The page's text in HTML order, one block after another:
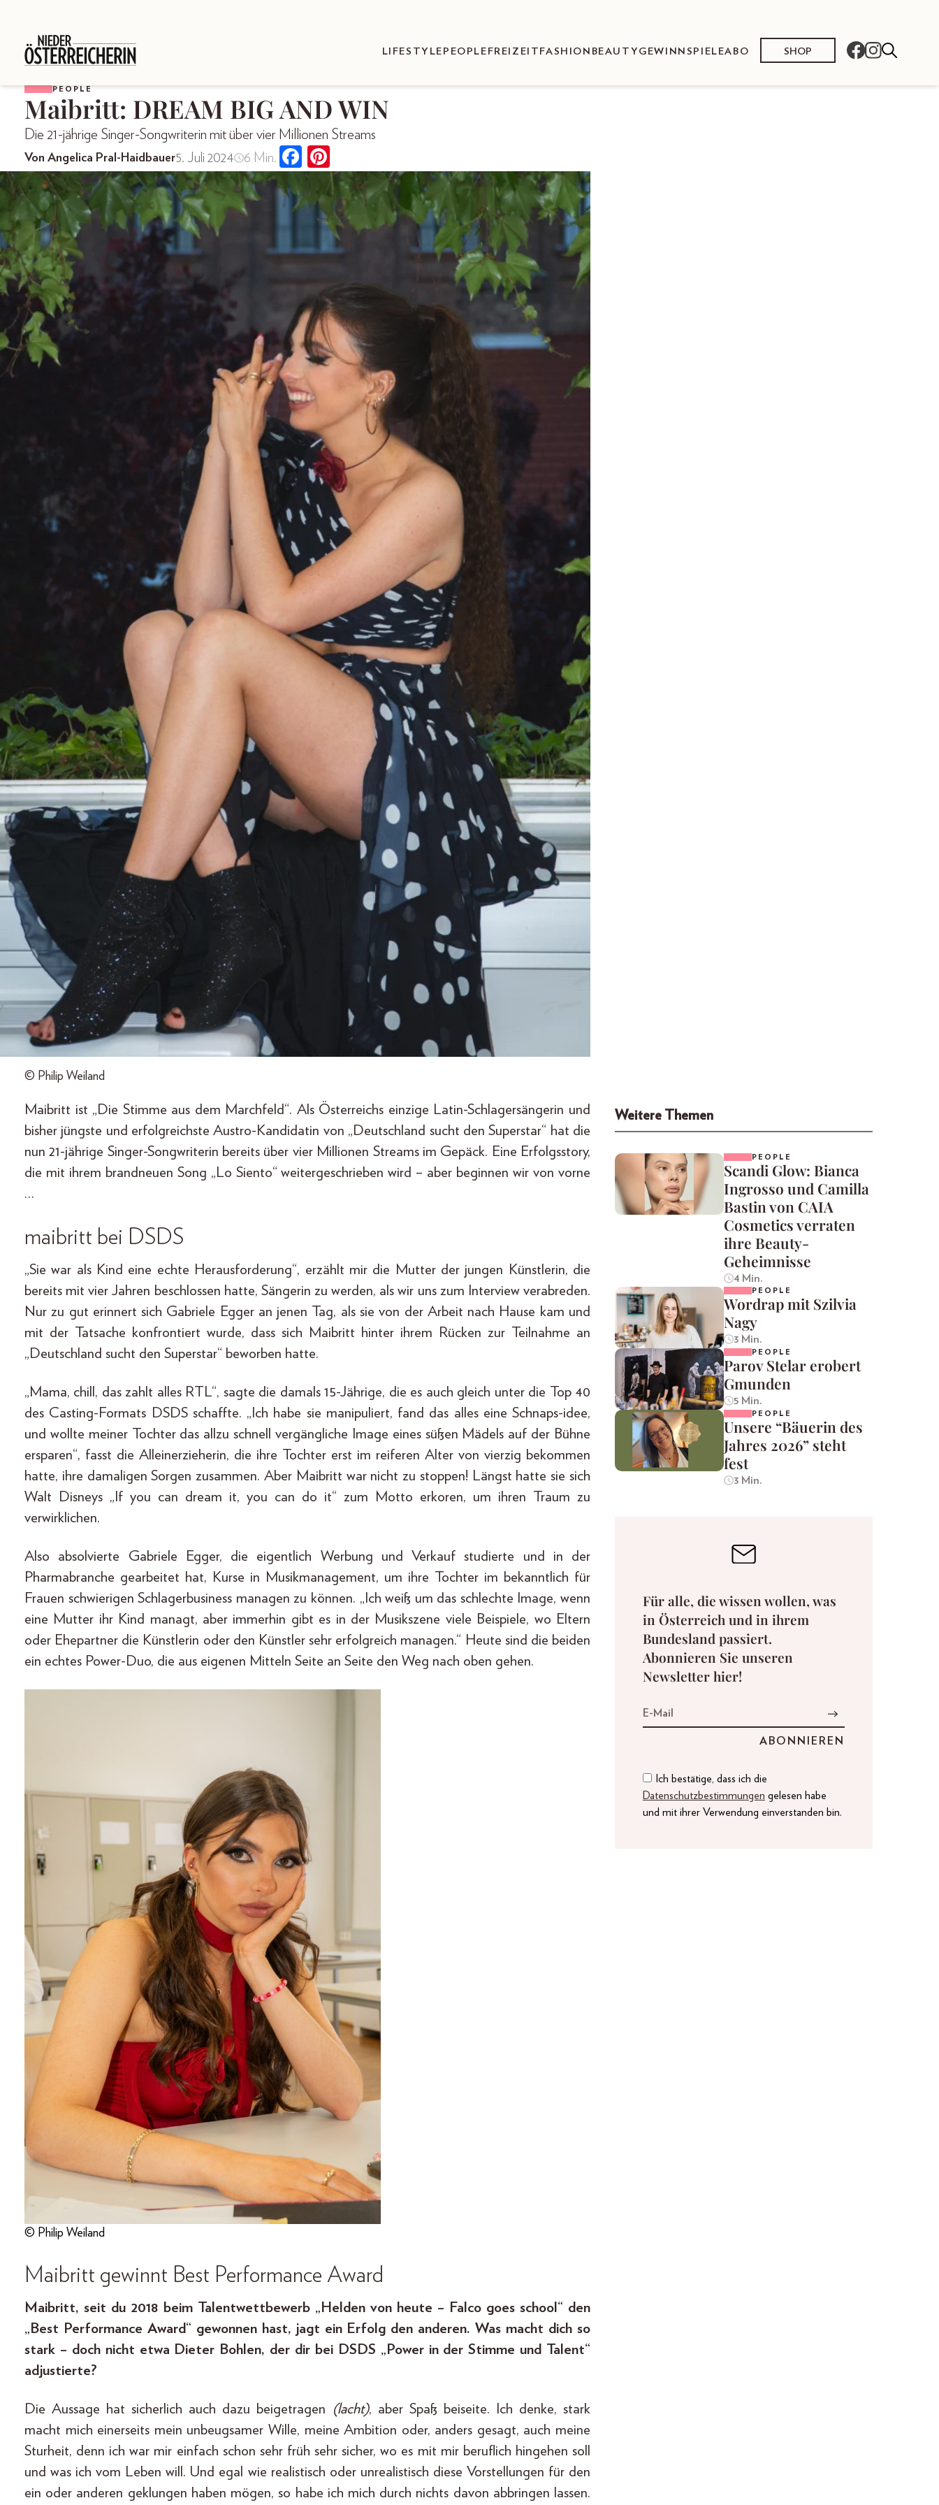
LIFESTYLE PEOPLE FREIZEIT FASHION BEAUTY GEWINNSPIELEABO SHOP
PEOPLE
Maibritt: DREAM BIG AND WIN
Die 21-jährige Singer-Songwriterin mit über vier Millionen Streams
Von Angelica Pral-Haidbauer5. Juli 2024 6 Min.
© Philip Weiland
Maibritt ist „Die Stimme aus dem Marchfeld“. Als Österreichs einzige Latin-Schlagersängerin und
bisher jüngste und erfolgreichste Austro-Kandidatin von „Deutschland sucht den Superstar“ hat die
nun 21-jährige Singer-Songwriterin bereits über vier Millionen Streams im Gepäck. Eine Erfolgsstory,
die mit ihrem brandneuen Song „Lo Siento“ weitergeschrieben wird – aber beginnen wir von vorne
…
maibritt bei DSDS
„Sie war als Kind eine echte Herausforderung“, erzählt mir die Mutter der jungen Künstlerin, die
bereits mit vier Jahren beschlossen hatte, Sängerin zu werden, als wir uns zum Interview verabreden.
Nur zu gut erinnert sich Gabriele Egger an jenen Tag, als sie von der Arbeit nach Hause kam und
mit der Tatsache konfrontiert wurde, dass sich Maibritt hinter ihrem Rücken zur Teilnahme an
„Deutschland sucht den Superstar“ beworben hatte.
„Mama, chill, das zahlt alles RTL“, sagte die damals 15-Jährige, die es auch gleich unter die Top 40
des Casting-Formats DSDS schaffte. „Ich habe sie manipuliert, fand das alles eine Schnaps-idee,
und wollte meiner Tochter das allzu schnell vergängliche Image eines süßen Mädels auf der Bühne
ersparen“, fasst die Alleinerzieherin, die ihre Tochter erst im reiferen Alter von vierzig bekommen
hatte, ihre damaligen Sorgen zusammen. Aber Maibritt war nicht zu stoppen! Längst hatte sie sich
Walt Disneys „If you can dream it, you can do it“ zum Motto erkoren, um ihren Traum zu
verwirklichen.
Also absolvierte Gabriele Egger, die eigentlich Werbung und Verkauf studierte und in der
Pharmabranche gearbeitet hat, Kurse in Musikmanagement, um ihre Tochter im bekanntlich für
Frauen schwierigen Schlagerbusiness managen zu können. „Ich weiß um das schlechte Image, wenn
eine Mutter ihr Kind managt, aber immerhin gibt es in der Musikszene viele Beispiele, wo Eltern
oder Ehepartner die Künstlerin oder den Künstler sehr erfolgreich managen.“ Heute sind die beiden
ein echtes Power-Duo, die aus eigenen Mitteln Seite an Seite den Weg nach oben gehen.
© Philip Weiland
Maibritt gewinnt Best Performance Award
Maibritt, seit du 2018 beim Talentwettbewerb „Helden von heute – Falco goes school“ den
„Best Performance Award“ gewonnen hast, jagt ein Erfolg den anderen. Was macht dich so
stark – doch nicht etwa Dieter Bohlen, der dir bei DSDS „Power in der Stimme und Talent“
adjustierte?
Die Aussage hat sicherlich auch dazu beigetragen (lacht), aber Spaß beiseite. Ich denke, stark
macht mich einerseits mein unbeugsamer Wille, meine Ambition oder, anders gesagt, auch meine
Sturheit, denn ich war mir einfach schon sehr früh sehr sicher, wo es mit mir beruflich hingehen soll
und was ich vom Leben will. Und egal wie realistisch oder unrealistisch diese Vorstellungen für den
ein oder anderen geklungen haben mögen, so habe ich mich durch nichts davon abbringen lassen.
Weitere Themen
PEOPLE
Scandi Glow: Bianca
Ingrosso und Camilla
Bastin von CAIA
Cosmetics verraten
ihre Beauty-
Geheimnisse
4 Min.
PEOPLE
Wordrap mit Szilvia
Nagy
3 Min.
PEOPLE
Parov Stelar erobert
Gmunden
5 Min.
PEOPLE
Unsere “Bäuerin des
Jahres 2026” steht
fest
3 Min.
Für alle, die wissen wollen, was
in Österreich und in ihrem
Bundesland passiert.
Abonnieren Sie unseren
Newsletter hier!
Ich bestätige, dass ich die
Datenschutzbestimmungen gelesen habe
und mit ihrer Verwendung einverstanden bin.